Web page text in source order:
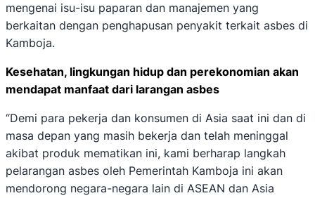
mengenai isu-isu paparan dan manajemen yang
berkaitan dengan penghapusan penyakit terkait asbes di
Kamboja.
Kesehatan, lingkungan hidup dan perekonomian akan
mendapat manfaat dari larangan asbes
“Demi para pekerja dan konsumen di Asia saat ini dan di
masa depan yang masih bekerja dan telah meninggal
akibat produk mematikan ini, kami berharap langkah
pelarangan asbes oleh Pemerintah Kamboja ini akan
mendorong negara-negara lain di ASEAN dan Asia